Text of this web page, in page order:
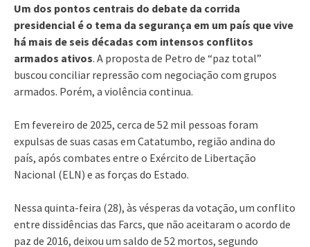
Um dos pontos centrais do debate da corrida
presidencial é o tema da segurança em um país que vive
há mais de seis décadas com intensos conflitos
armados ativos. A proposta de Petro de “paz total”
buscou conciliar repressão com negociação com grupos
armados. Porém, a violência continua.
Em fevereiro de 2025, cerca de 52 mil pessoas foram
expulsas de suas casas em Catatumbo, região andina do
país, após combates entre o Exército de Libertação
Nacional (ELN) e as forças do Estado.
Nessa quinta-feira (28), às vésperas da votação, um conflito
entre dissidências das Farcs, que não aceitaram o acordo de
paz de 2016, deixou um saldo de 52 mortos, segundo